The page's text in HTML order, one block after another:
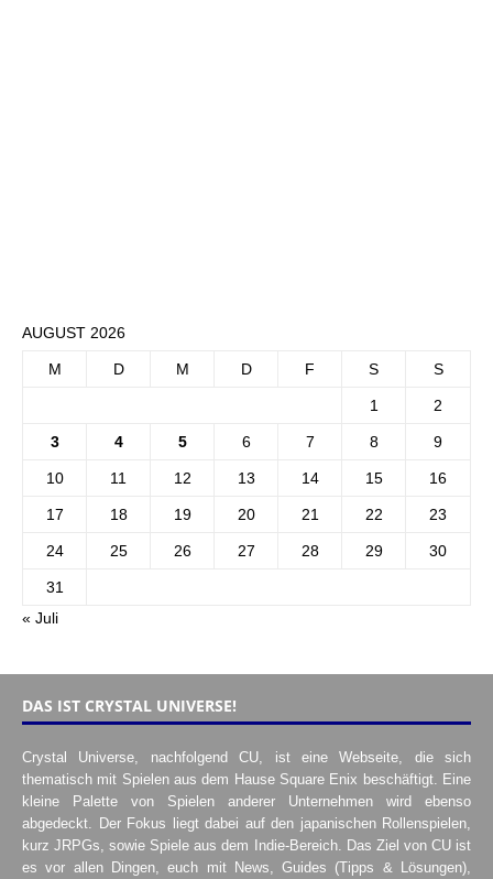
AUGUST 2026
M D M D F S S
1 2
3 4 5 6 7 8 9
10 11 12 13 14 15 16
17 18 19 20 21 22 23
24 25 26 27 28 29 30
31
« Juli
DAS IST CRYSTAL UNIVERSE!
Crystal Universe, nachfolgend CU, ist eine Webseite, die sich
thematisch mit Spielen aus dem Hause Square Enix beschäftigt. Eine
kleine Palette von Spielen anderer Unternehmen wird ebenso
abgedeckt. Der Fokus liegt dabei auf den japanischen Rollenspielen,
kurz JRPGs, sowie Spiele aus dem Indie-Bereich. Das Ziel von CU ist
es vor allen Dingen, euch mit News, Guides (Tipps & Lösungen),